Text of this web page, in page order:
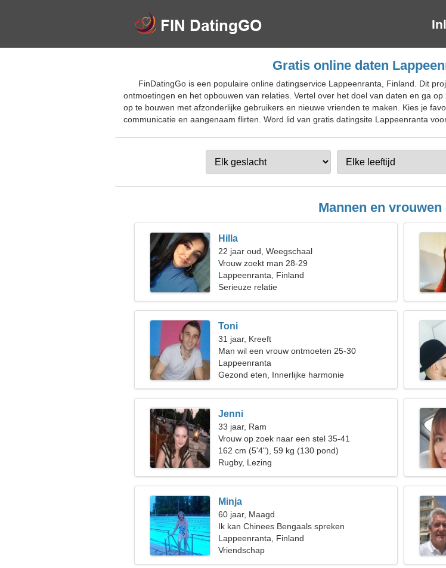
Gratis online daten
FinDatingGo is een populaire online datingservice Lappeenranta, Finland. Dit
ontmoetingen en het opbouwen van relaties. Vertel over het doel van daten en ga
op te bouwen met afzonderlijke gebruikers en nieuwe vrienden te maken. Kies je
communicatie en aangenaam flirten. Word lid van gratis datingsite Lappeenranta
Mannen en
Hilla
22 jaar oud, Weegschaal
Vrouw zoekt man 28-29
Lappeenranta, Finland
Serieuze relatie
Toni
31 jaar, Kreeft
Man wil een vrouw ontmoeten 25-30
Lappeenranta
Gezond eten, Innerlijke harmonie
Jenni
33 jaar, Ram
Vrouw op zoek naar een stel 35-41
162 cm (5'4"), 59 kg (130 pond)
Rugby, Lezing
Minja
60 jaar, Maagd
Ik kan Chinees Bengaals spreken
Lappeenranta, Finland
Vriendschap